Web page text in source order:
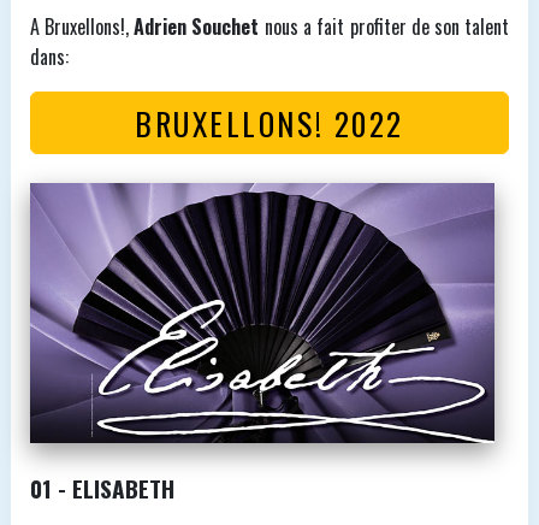
A Bruxellons!,Adrien Souchet nous a fait profiter de son talent
dans:
BRUXELLONS! 2022
01 - ELISABETH